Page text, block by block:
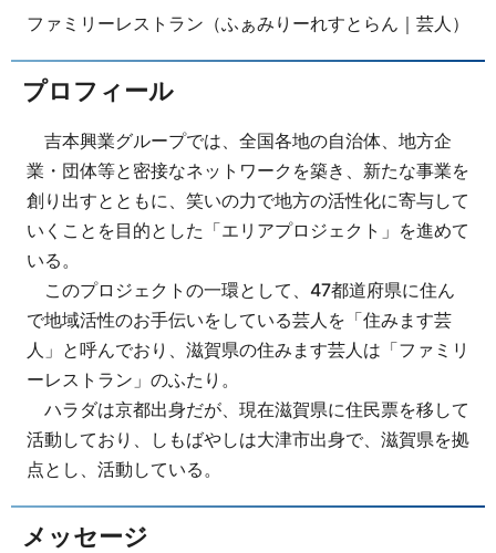
ファミリーレストラン（ふぁみりーれすとらん｜芸人）
プロフィール
吉本興業グループでは、全国各地の自治体、地方企
業・団体等と密接なネットワークを築き、新たな事業を
創り出すとともに、笑いの力で地方の活性化に寄与して
いくことを目的とした「エリアプロジェクト」を進めて
いる。
このプロジェクトの一環として、47都道府県に住ん
で地域活性のお手伝いをしている芸人を「住みます芸
人」と呼んでおり、滋賀県の住みます芸人は「ファミリ
ーレストラン」のふたり。
ハラダは京都出身だが、現在滋賀県に住民票を移して
活動しており、しもばやしは大津市出身で、滋賀県を拠
点とし、活動している。
メッセージ